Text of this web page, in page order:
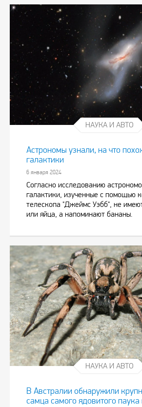
НАУКА И АВТО
Астрономы узнали, на что
галактики
6 января 2024
Согласно исследованию
галактики, изученные с помощью
телескопа "Джеймс Уэбб", не
или яйца, а напоминают бананы.
НАУКА И АВТО
В Австралии обнаружили
самца самого ядовитого